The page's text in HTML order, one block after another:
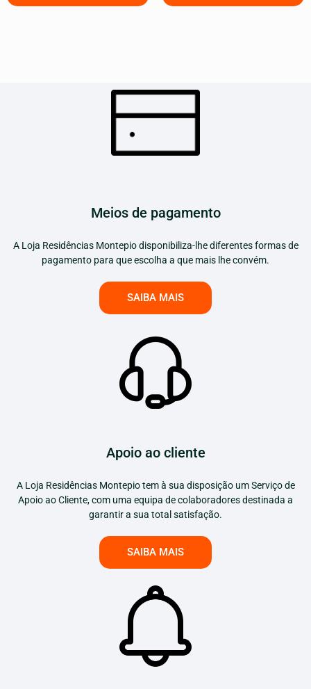
Meios de pagamento
A Loja Residências Montepio disponibiliza-lhe diferentes formas de
pagamento para que escolha a que mais lhe convém.
SAIBA MAIS
Apoio ao cliente
A Loja Residências Montepio tem à sua disposição um Serviço de
Apoio ao Cliente, com uma equipa de colaboradores destinada a
garantir a sua total satisfação.
SAIBA MAIS